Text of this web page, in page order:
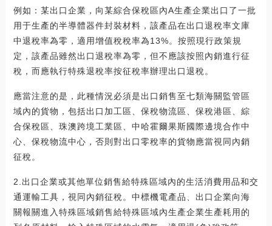
例如：某出口企業，向某綜合保稅區內A生產企業出口了一批
用于生產的半導體器件封裝材料，該產品在出口退稅率文庫
中退稅率為零，適用增值稅稅率為13%。按照現行政策規
定，該產品雖然出口退稅率為零，但不應該按照內銷進行征
稅，而應執行特殊退稅率按征稅率辦理出口退稅。
應當注意的是，此種情況必須是出口銷售至七類海關監管區
域內的貨物，包括出口加工區、保稅物流區、保稅港區、綜
合保稅區、珠澳跨境工業區、中哈霍爾果斯國際邊境合作中
心、保稅物流中心，否則對出口零稅率的貨物應當視同內銷
征稅。
2.出口企業或其他單位銷售給特殊區域內的生活消費用品和交
通運輸工具，視同內銷征稅。中標機電產品、出口企業向海
關報關進入特殊區域銷售給特殊區域內生產企業生產耗用的